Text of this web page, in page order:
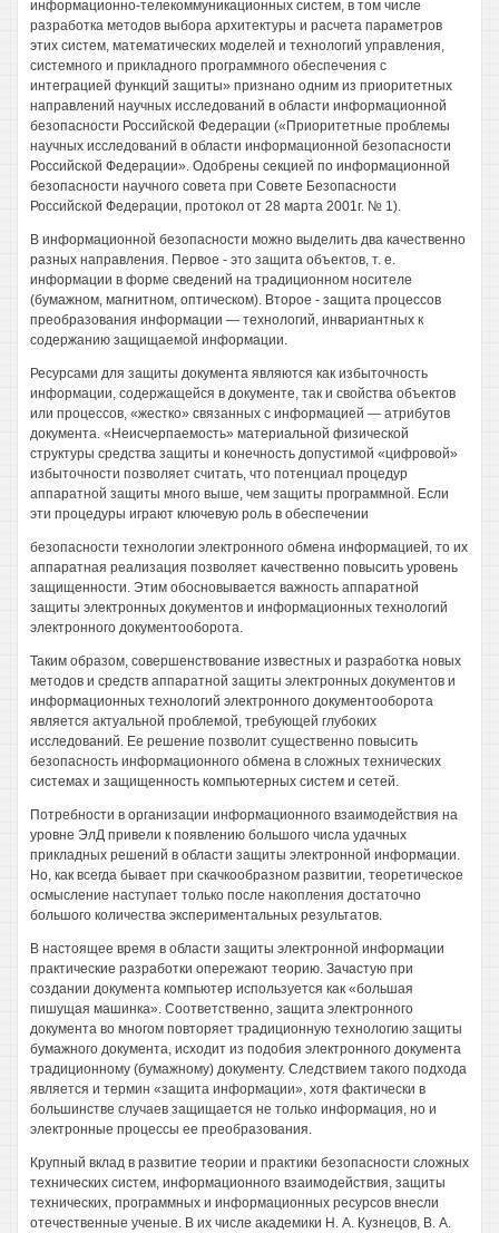
информационно-телекоммуникационных систем, в том числе
разработка методов выбора архитектуры и расчета параметров
этих систем, математических моделей и технологий управления,
системного и прикладного программного обеспечения с
интеграцией функций защиты» признано одним из приоритетных
направлений научных исследований в области информационной
безопасности Российской Федерации («Приоритетные проблемы
научных исследований в области информационной безопасности
Российской Федерации». Одобрены секцией по информационной
безопасности научного совета при Совете Безопасности
Российской Федерации, протокол от 28 марта 2001г. № 1).
В информационной безопасности можно выделить два качественно
разных направления. Первое - это защита объектов, т. е.
информации в форме сведений на традиционном носителе
(бумажном, магнитном, оптическом). Второе - защита процессов
преобразования информации — технологий, инвариантных к
содержанию защищаемой информации.
Ресурсами для защиты документа являются как избыточность
информации, содержащейся в документе, так и свойства объектов
или процессов, «жестко» связанных с информацией — атрибутов
документа. «Неисчерпаемость» материальной физической
структуры средства защиты и конечность допустимой «цифровой»
избыточности позволяет считать, что потенциал процедур
аппаратной защиты много выше, чем защиты программной. Если
эти процедуры играют ключевую роль в обеспечении
безопасности технологии электронного обмена информацией, то их
аппаратная реализация позволяет качественно повысить уровень
защищенности. Этим обосновывается важность аппаратной
защиты электронных документов и информационных технологий
электронного документооборота.
Таким образом, совершенствование известных и разработка новых
методов и средств аппаратной защиты электронных документов и
информационных технологий электронного документооборота
является актуальной проблемой, требующей глубоких
исследований. Ее решение позволит существенно повысить
безопасность информационного обмена в сложных технических
системах и защищенность компьютерных систем и сетей.
Потребности в организации информационного взаимодействия на
уровне ЭлД привели к появлению большого числа удачных
прикладных решений в области защиты электронной информации.
Но, как всегда бывает при скачкообразном развитии, теоретическое
осмысление наступает только после накопления достаточно
большого количества экспериментальных результатов.
В настоящее время в области защиты электронной информации
практические разработки опережают теорию. Зачастую при
создании документа компьютер используется как «большая
пишущая машинка». Соответственно, защита электронного
документа во многом повторяет традиционную технологию защиты
бумажного документа, исходит из подобия электронного документа
традиционному (бумажному) документу. Следствием такого подхода
является и термин «защита информации», хотя фактически в
большинстве случаев защищается не только информация, но и
электронные процессы ее преобразования.
Крупный вклад в развитие теории и практики безопасности сложных
технических систем, информационного взаимодействия, защиты
технических, программных и информационных ресурсов внесли
отечественные ученые. В их числе академики Н. А. Кузнецов, В. А.